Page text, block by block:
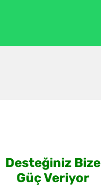
Desteğiniz Bize
Güç Veriyor